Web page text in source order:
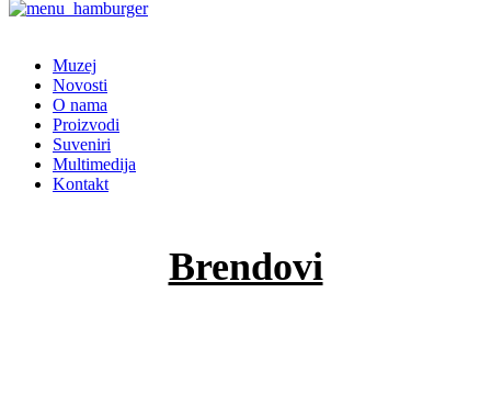
Muzej
Novosti
O nama
Proizvodi
Suveniri
Multimedija
Kontakt
Brendovi